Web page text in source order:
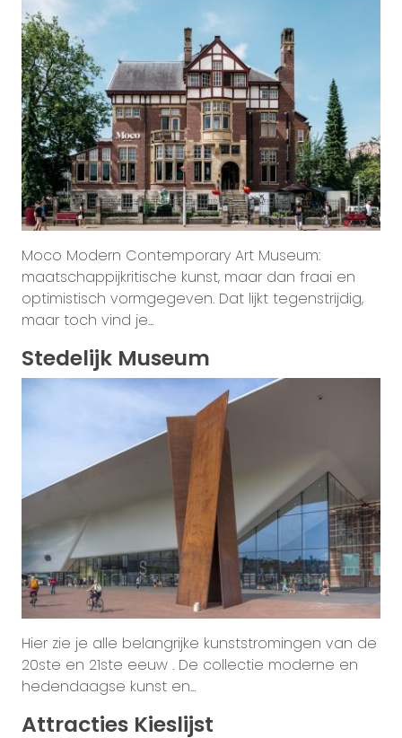
Moco Modern Contemporary Art Museum:
maatschappijkritische kunst, maar dan fraai en
optimistisch vormgegeven. Dat lijkt tegenstrijdig,
maar toch vind je...
Stedelijk Museum
Hier zie je alle belangrijke kunststromingen van de
20ste en 21ste eeuw . De collectie moderne en
hedendaagse kunst en...
Attracties Kieslijst